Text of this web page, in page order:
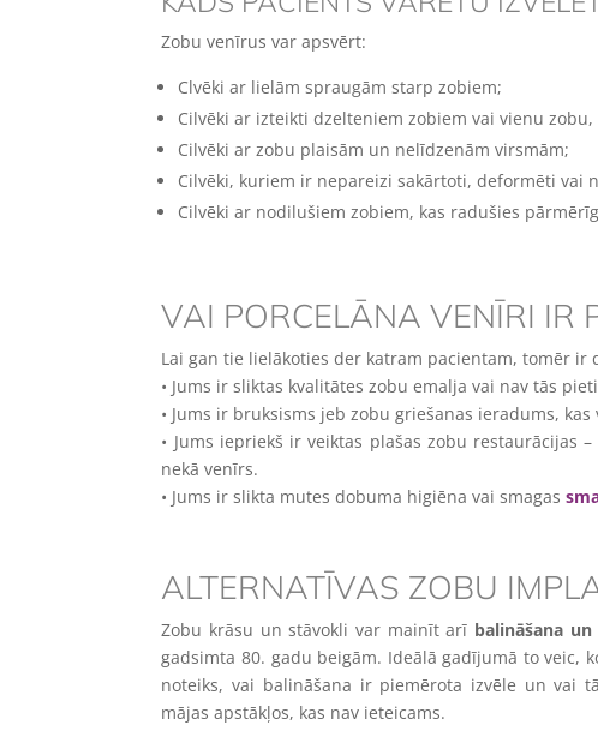
Zobu venīrus var apsvērt:
Clvēki ar lielām spraugām starp zobiem;
Cilvēki ar izteikti dzelteniem zobiem vai vienu
Cilvēki ar zobu plaisām un nelīdzenām virsmām;
Cilvēki, kuriem ir nepareizi sakārtoti, deformēti vai
Cilvēki ar nodilušiem zobiem, kas radušies
VAI PORCELĀNA VENĪRI IR
Lai gan tie lielākoties der katram pacientam, tomēr
• Jums ir sliktas kvalitātes zobu emalja vai nav tās
• Jums ir bruksisms jeb zobu griešanas ieradums,
• Jums iepriekš ir veiktas plašas zobu
nekā venīrs.
• Jums ir slikta mutes dobuma higiēna vai smagas
ALTERNATĪVAS ZOBU
Zobu krāsu un stāvokli var mainīt arī balināšana
gadsimta 80. gadu beigām. Ideālā gadījumā to veic,
noteiks, vai balināšana ir piemērota izvēle un vai
mājas apstākļos, kas nav ieteicams.